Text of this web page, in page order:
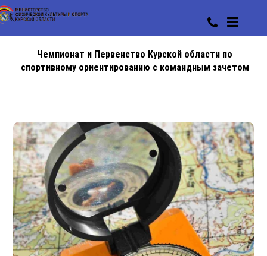
Чемпионат и Первенство Курской области по
спортивному ориентированию с командным зачетом